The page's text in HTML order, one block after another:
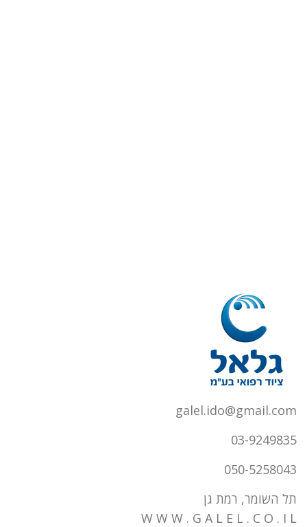
galel.ido@gmail.com
03-9249835
050-5258043
תל השומר, רמת גן
W W W . G A L E L . C O . I L